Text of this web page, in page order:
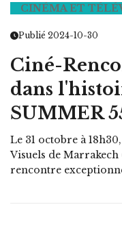
CINÉMA ET
Publié 2024-10-30
Ciné-
dans
SUMMER
Le 31 octobre à
Visuels de Marrakech
rencontre